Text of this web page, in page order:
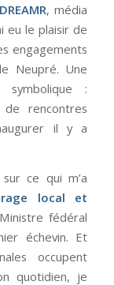
DREAMR, média
eu le plaisir de
engagements
Neupré. Une
:
rencontres
il y a
ce qui m’a
local et
fédéral
échevin. Et
occupent
quotidien, je